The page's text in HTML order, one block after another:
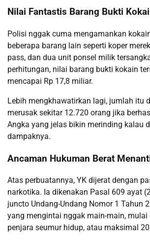
Nilai Fantastis Barang Bukti
Polisi nggak cuma mengamankan
beberapa barang lain seperti koper
pass, dan dua unit ponsel milik
perhitungan, nilai barang bukti kokain
mencapai Rp 17,8 miliar.
Lebih mengkhawatirkan lagi, jumlah itu
merusak sekitar 12.720 orang jika
Angka yang jelas bikin merinding kalau
dampaknya.
Ancaman Hukuman Berat
Atas perbuatannya, YK dijerat dengan
narkotika. Ia dikenakan Pasal 609 ayat
juncto Undang-Undang Nomor 1 Tahun
yang mengintai nggak main-main,
penjara seumur hidup, atau maksimal